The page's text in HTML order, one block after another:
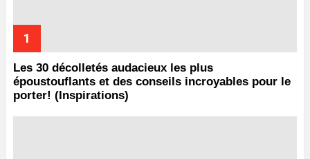
Les 30 décolletés audacieux les plus
époustouflants et des conseils incroyables pour le
porter! (Inspirations)